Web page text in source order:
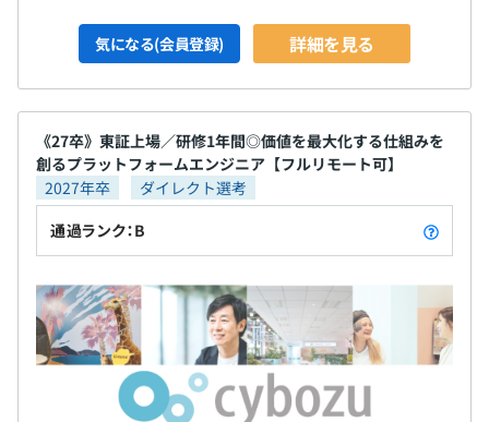
気になる(会員登録) 詳細を見る
《27卒》東証上場／研修1年間◎価値を最大化する仕組みを
創るプラットフォームエンジニア【フルリモート可】
2027年卒
ダイレクト選考
通過ランク：B